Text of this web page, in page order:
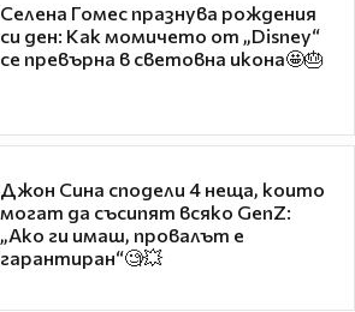
Селена Гомес празнува рождения
си ден: Как момичето от „Disney“
се превърна в световна икона🤩🎂
Джон Сина сподели 4 неща, които
могат да съсипят всяко GenZ:
„Ако ги имаш, провалът е
гарантиран“🧐💥